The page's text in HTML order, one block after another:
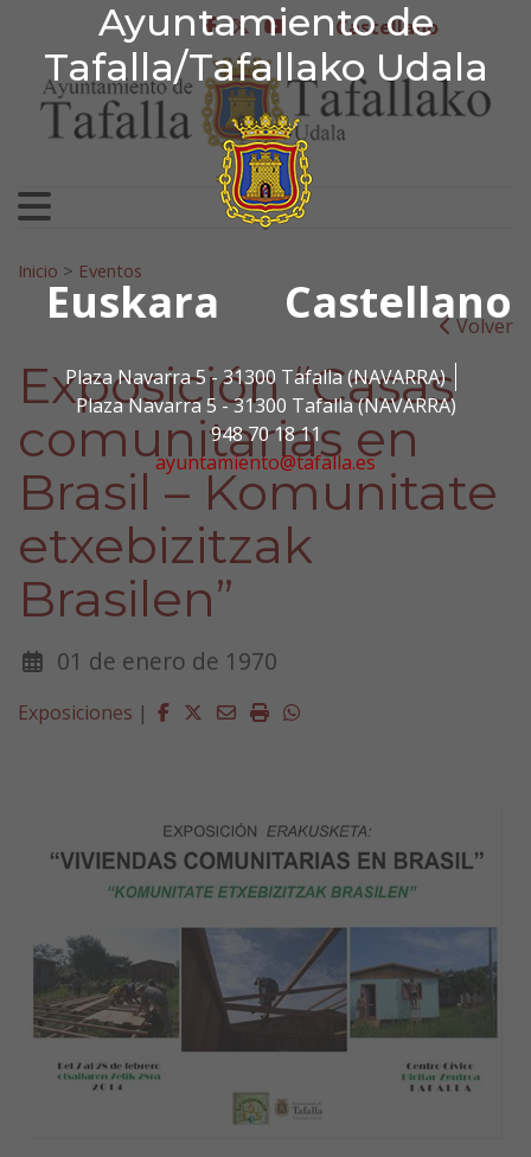
Ayuntamiento de
Tafalla/Tafallako Udala
Euskara Castellano
Plaza Navarra 5 - 31300 Tafalla (NAVARRA)
Plaza Navarra 5 - 31300 Tafalla (NAVARRA)
948 70 18 11
ayuntamiento@tafalla.es
Ir al contenido
Ayuntamiento de
facebook
twitter
youtubeCastellano
Search for:
Inicio > Eventos
Volver
Exposición “Casas
comunitarias en
Brasil – Komunitate
etxebizitzak
Brasilen”
01 de enero de 1970
Exposiciones | Facebook
Twitter
EmailImprimirWhatsapp